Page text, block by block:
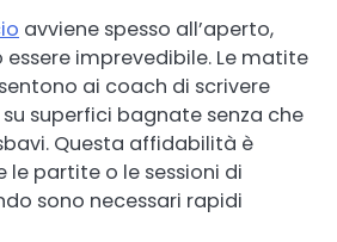
avviene spesso all’aperto,
imprevedibile. Le matite
ai coach di scrivere
superfici bagnate senza che
Questa affidabilità è
le partite o le sessioni di
sono necessari rapidi